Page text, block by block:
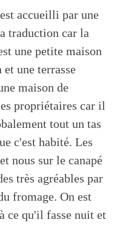
accueilli par une
traduction car la
une petite maison
une terrasse
maison de
propriétaires car il
tout un tas
c'est habité. Les
nous sur le canapé
très agréables par
fromage. On est
ce qu'il fasse nuit et